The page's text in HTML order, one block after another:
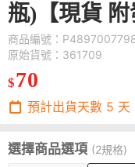
瓶)【現貨 附
商品編號：
原始貨號：361709
$70
預計出貨天數 5 天
選擇商品選項 (2規格)